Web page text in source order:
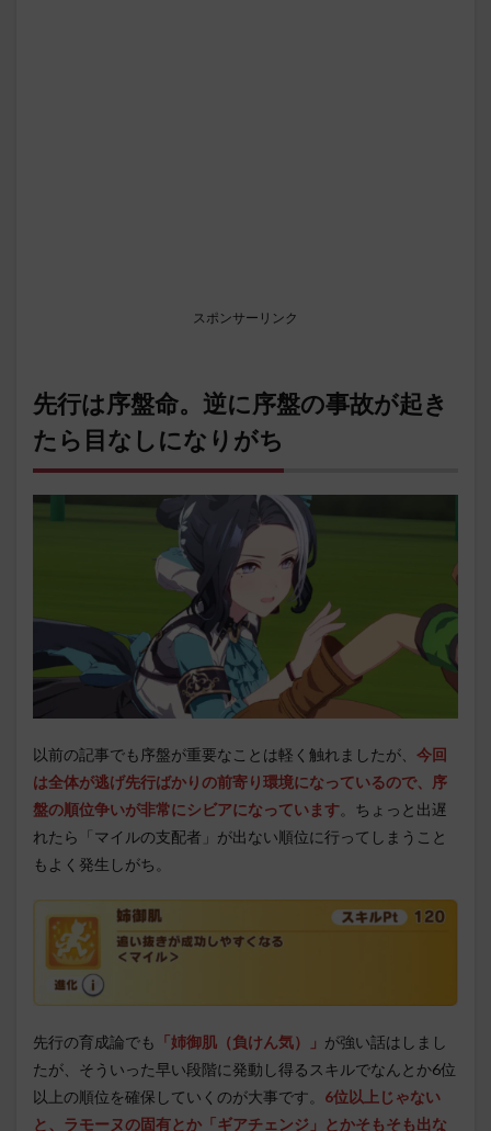
スポンサーリンク
先行は序盤命。逆に序盤の事故が起き
たら目なしになりがち
以前の記事でも序盤が重要なことは軽く触れましたが、 今回
は全体が逃げ先行ばかりの前寄り環境になっているので、序
盤の順位争いが非常にシビアになっています。ちょっと出遅
れたら「マイルの支配者」が出ない順位に行ってしまうこと
もよく発生しがち。
先行の育成論でも 「姉御肌（負けん気）」 が強い話はしまし
たが、そういった早い段階に発動し得るスキルでなんとか6位
以上の順位を確保していくのが大事です。 6位以上じゃない
と、ラモーヌの固有とか「ギアチェンジ」とかそもそも出な